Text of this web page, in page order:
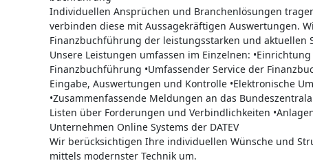
Individuellen Ansprüchen und Branchenlösungen
verbinden diese mit Aussagekräftigen Auswertungen.
Finanzbuchführung der leistungsstarken und aktuellen
Unsere Leistungen umfassen im Einzelnen:
Finanzbuchführung •Umfassender Service der
Eingabe, Auswertungen und Kontrolle •Elektronische
•Zusammenfassende Meldungen an das
Listen über Forderungen und Verbindlichkeiten
Unternehmen Online Systems der DATEV
Wir berücksichtigen Ihre individuellen Wünsche und
mittels modernster Technik um.